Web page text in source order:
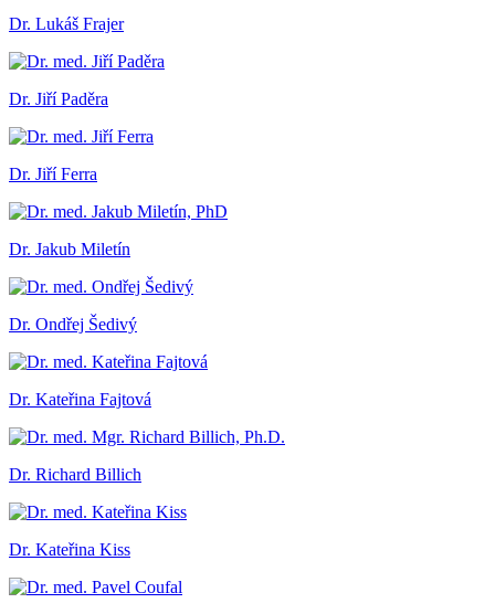
Dr. Lukáš Frajer
Dr. Jiří Paděra
Dr. Jiří Ferra
Dr. Jakub Miletín
Dr. Ondřej Šedivý
Dr. Kateřina Fajtová
Dr. Richard Billich
Dr. Kateřina Kiss